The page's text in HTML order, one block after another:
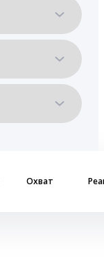
Охват